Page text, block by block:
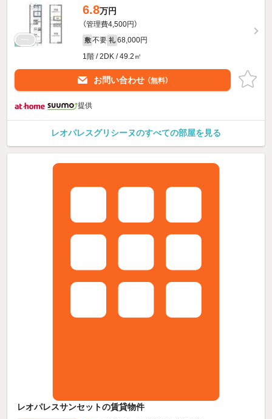
6.8万円
（管理費4,500円）
敷 不要 礼 68,000円
1階 / 2DK / 49.2㎡
お問い合わせ （無料）
提供
レオパレスグリシーヌのすべての部屋を見る
レオパレスサンセットの賃貸物件